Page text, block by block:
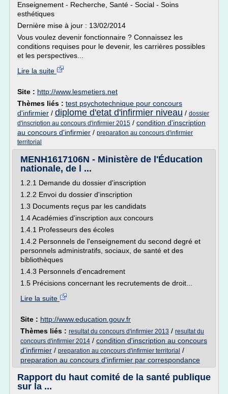
Enseignement - Recherche, Santé - Social - Soins
esthétiques
Dernière mise à jour : 13/02/2014
Vous voulez devenir fonctionnaire ? Connaissez les
conditions requises pour le devenir, les carrières possibles
et les perspectives...
Lire la suite
Site : http://www.lesmetiers.net
Thèmes liés : test psychotechnique pour concours
d'infirmier / diplome d'etat d'infirmier niveau / dossier
d'inscription au concours d'infirmier 2015 / condition d'inscription
au concours d'infirmier / preparation au concours d'infirmier
territorial
MENH1617106N - Ministère de l'Éducation
nationale, de l ...
1.2.1 Demande du dossier d'inscription
1.2.2 Envoi du dossier d'inscription
1.3 Documents reçus par les candidats
1.4 Académies d'inscription aux concours
1.4.1 Professeurs des écoles
1.4.2 Personnels de l'enseignement du second degré et
personnels administratifs, sociaux, de santé et des
bibliothèques
1.4.3 Personnels d'encadrement
1.5 Précisions concernant les recrutements de droit...
Lire la suite
Site : http://www.education.gouv.fr
Thèmes liés : resultat du concours d'infirmier 2013 / resultat du
concours d'infirmier 2014 / condition d'inscription au concours
d'infirmier / preparation au concours d'infirmier territorial /
preparation au concours d'infirmier par correspondance
Rapport du haut comité de la santé publique
sur la ...